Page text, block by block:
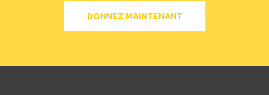
DONNEZ MAINTENANT